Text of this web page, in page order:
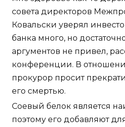
совета директоров
Ковальски уверял
банка много, но
аргументов не привел,
конференции. В
прокурор просит
его смертью.
Соевый белок является
поэтому его добавляют